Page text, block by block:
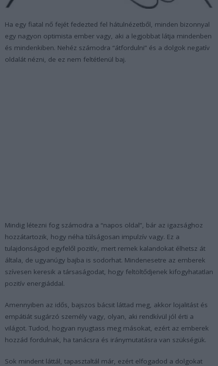
Ha egy fiatal nő fejét fedezted fel hátulnézetből, minden bizonnyal
egy nagyon optimista ember vagy, aki a legjobbat látja mindenben
és mindenkiben. Nehéz számodra “átfordulni” és a dolgok negatív
oldalát nézni, de ez nem feltétlenül baj.
Mindig létezni fog számodra a “napos oldal”, bár az igazsághoz
hozzátartozik, hogy néha túlságosan impulzív vagy. Ez a
tulajdonságod egyfelől pozitív, mert remek kalandokat élhetsz át
általa, de ugyanúgy bajba is sodorhat. Mindenesetre az emberek
szívesen keresik a társaságodat, hogy feltöltődjenek kifogyhatatlan
pozitív energiáddal.
Amennyiben az idős, bajszos bácsit láttad meg, akkor lojalitást és
empátiát sugárzó személy vagy, olyan, aki rendkívül jól érti a
világot. Tudod, hogyan nyugtass meg másokat, ezért az emberek
hozzád fordulnak, ha tanácsra és iránymutatásra van szükségük.
Sok mindent láttál, tapasztaltál már, ezért elfogadod a dolgokat